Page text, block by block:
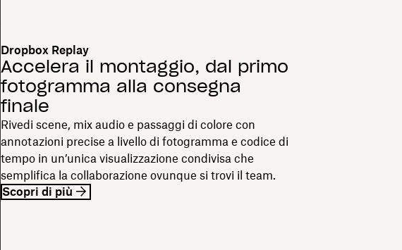
Dropbox Replay
Accelera il montaggio, dal primo
fotogramma alla consegna
finale
Rivedi scene, mix audio e passaggi di colore con
annotazioni precise a livello di fotogramma e codice di
tempo in un’unica visualizzazione condivisa che
semplifica la collaborazione ovunque si trovi il team.
Scopri di più